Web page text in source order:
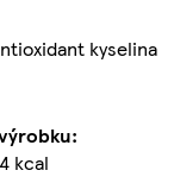
kyselina
kcal